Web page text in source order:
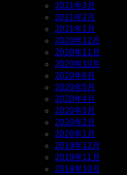
2021年3月
2021年2月
2021年1月
2020年12月
2020年11月
2020年10月
2020年6月
2020年5月
2020年4月
2020年3月
2020年2月
2020年1月
2019年12月
2019年11月
2019年10月